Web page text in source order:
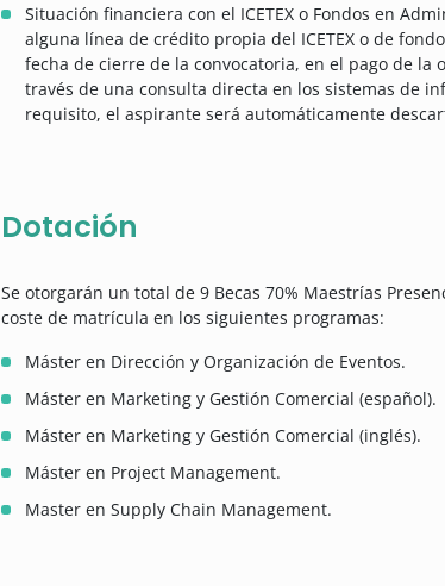
Situación financiera con el ICETEX o Fondos en
alguna línea de crédito propia del ICETEX o de
fecha de cierre de la convocatoria, en el pago de
través de una consulta directa en los sistemas de
requisito, el aspirante será automáticamente
Dotación
Se otorgarán un total de 9 Becas 70% Maestrías
coste de matrícula en los siguientes programas:
Máster en Dirección y Organización de Eventos.
Máster en Marketing y Gestión Comercial (español).
Máster en Marketing y Gestión Comercial (inglés).
Máster en Project Management.
Master en Supply Chain Management.